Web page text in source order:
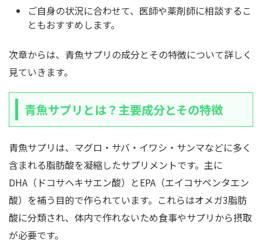
ご自身の状況に合わせて、医師や薬剤師に相談するこ
ともおすすめします。
次章からは、青魚サプリの成分とその特徴について詳しく
見ていきます。
青魚サプリとは？主要成分とその特徴
青魚サプリは、マグロ・サバ・イワシ・サンマなどに多く
含まれる脂肪酸を凝縮したサプリメントです。主に
DHA（ドコサヘキサエン酸）とEPA（エイコサペンタエン
酸）を補う目的で作られています。これらはオメガ3脂肪
酸に分類され、体内で作れないため食事やサプリから摂取
が必要です。